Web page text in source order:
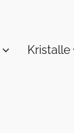
Kristalle